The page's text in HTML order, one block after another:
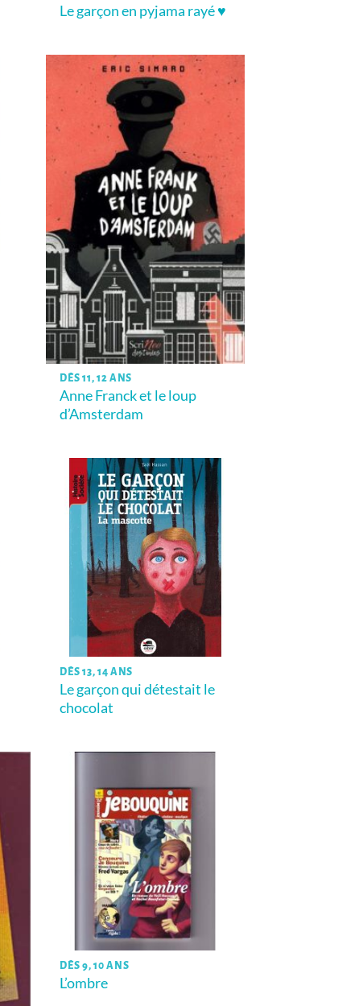
Le garçon en pyjama rayé ♥
DÈS 11, 12 ANS
Anne Franck et le loup
d’Amsterdam
DÈS 13, 14 ANS
Le garçon qui détestait le
chocolat
DÈS 9, 10 ANS
L’ombre